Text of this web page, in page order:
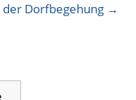
der Dorfbegehung